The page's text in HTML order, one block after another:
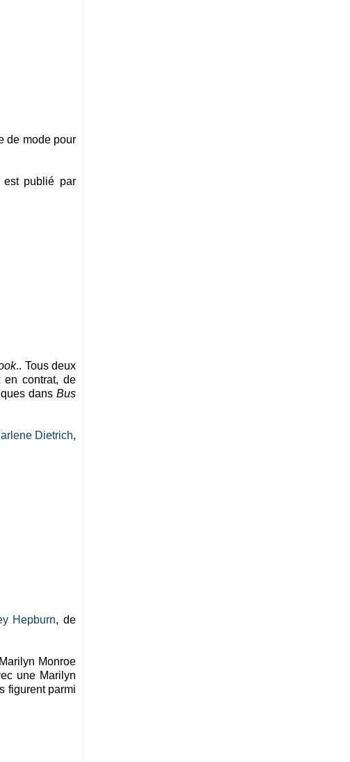
de mode pour
est publié par
.. Tous deux
contrat, de
dans Bus
Dietrich,
Hepburn, de
Monroe
une Marilyn
figurent parmi